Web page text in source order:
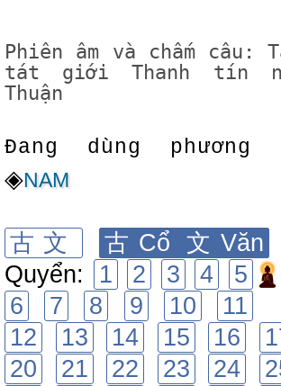
Phiên âm và chấm câu:
tát giới Thanh tín
Thuận
Đang dùng phương
◈NAM
古文 古Cổ 文Văn
Quyển: 1 2 3 4
5
6
7 8 9 10
11
12
13 14 15 16
20
21 22 23 24